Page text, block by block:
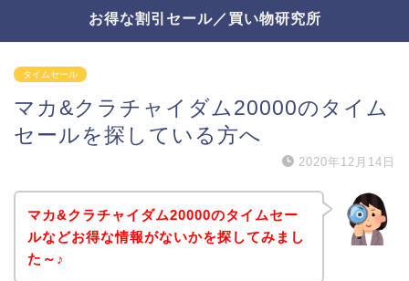
お得な割引セール／買い物研究所
タイムセール
マカ&クラチャイダム20000のタイム
セールを探している方へ
2020年12月14日
マカ&クラチャイダム20000のタイムセー
ルなどお得な情報がないかを探してみまし
た～♪